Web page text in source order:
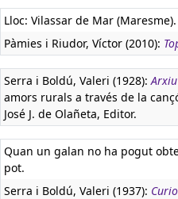
Lloc: Vilassar de Mar (Maresme).
Pàmies i Riudor, Víctor (2010):
Serra i Boldú, Valeri (1928):
amors rurals a través de la
José J. de Olañeta, Editor.
Quan un galan no ha pogut
pot.
Serra i Boldú, Valeri (1937):